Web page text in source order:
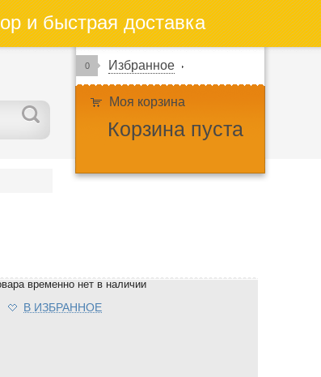
и быстрая доставка
0 Избранное
Моя корзина
Корзина пуста
временно нет в наличии
В ИЗБРАННОЕ